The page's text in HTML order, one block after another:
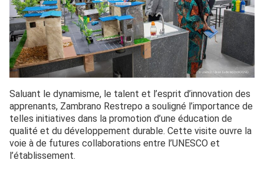
Saluant le dynamisme, le talent et l’esprit d’innovation des
apprenants, Zambrano Restrepo a souligné l’importance de
telles initiatives dans la promotion d’une éducation de
qualité et du développement durable. Cette visite ouvre la
voie à de futures collaborations entre l’UNESCO et
l’établissement.